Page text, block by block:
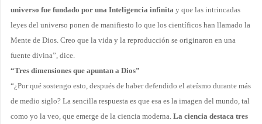
universo fue fundado por una Inteligencia infinita y que las intrincadas
leyes del universo ponen de manifiesto lo que los científicos han llamado la
Mente de Dios. Creo que la vida y la reproducción se originaron en una
fuente divina”, dice.
“Tres dimensiones que apuntan a Dios”
“¿Por qué sostengo esto, después de haber defendido el ateísmo durante más
de medio siglo? La sencilla respuesta es que esa es la imagen del mundo, tal
como yo la veo, que emerge de la ciencia moderna. La ciencia destaca tres